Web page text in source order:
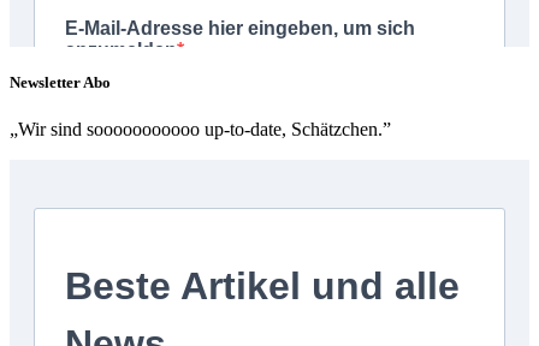
Newsletter Abo
„Wir sind sooooooooooo up-to-date, Schätzchen.”